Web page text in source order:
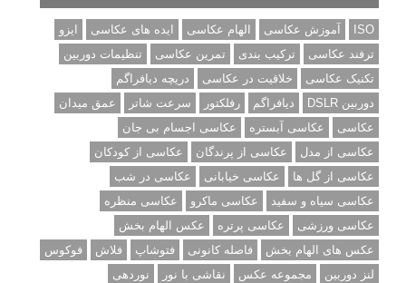
ISO آموزش عکاسی الهام عکاسی ایده های عکاسی
ایزو
ترفند عکاسی
ترکیب بندی تمرین عکاسی
تنظیمات دوربین
تکنیک عکاسی
خلاقیت در عکاسی
دریچه دیافراگم
دوربین DSLR
دیافراگم رفلکتور سرعت شاتر
عمق میدان
عکاسی
عکاسی آبستره
عکاسی اجسام بی جان
عکاسی از مدل
عکاسی از پرندگان
عکاسی از کودکان
عکاسی از گل ها
عکاسی خیابانی
عکاسی در شب
عکاسی سیاه و سفید
عکاسی ماکرو
عکاسی منظره
عکاسی ورزشی
عکاسی پرتره
عکس الهام بخش
عکس های الهام بخش
فاصله کانونی فتوشاپ فلاش
فوکوس
لنز دوربین
مجموعه عکس نقاشی با نور
نوردهی